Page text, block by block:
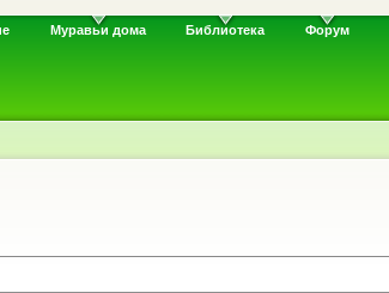
Муравьи дома Библиотека Форум